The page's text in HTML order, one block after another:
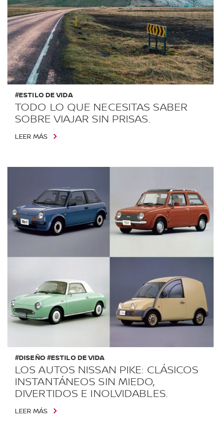
TODO LO QUE NECESITAS SABER
SOBRE VIAJAR SIN PRISAS.
#ESTILO DE VIDA
LEER MÁS
LOS AUTOS NISSAN PIKE: CLÁSICOS
INSTANTÁNEOS SIN MIEDO,
DIVERTIDOS E INOLVIDABLES.
#DISEÑO #ESTILO DE VIDA
LEER MÁS